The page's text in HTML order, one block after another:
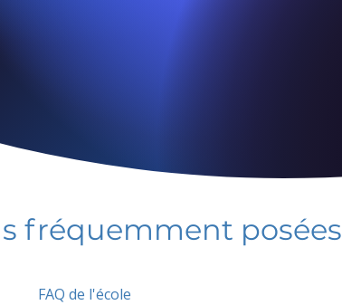
fréquemment posées
FAQ de l'école